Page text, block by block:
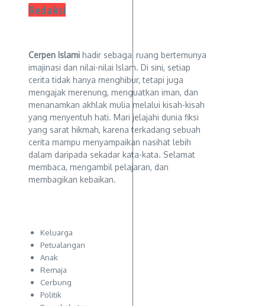
Redaksi
Cerpen Islami hadir sebagai ruang bertemunya
imajinasi dan nilai-nilai Islam. Di sini, setiap
cerita tidak hanya menghibur, tetapi juga
mengajak merenung, menguatkan iman, dan
menanamkan akhlak mulia melalui kisah-kisah
yang menyentuh hati. Mari jelajahi dunia fiksi
yang sarat hikmah, karena terkadang sebuah
cerita mampu menyampaikan nasihat lebih
dalam daripada sekadar kata-kata. Selamat
membaca, mengambil pelajaran, dan
membagikan kebaikan.
Keluarga
Petualangan
Anak
Remaja
Cerbung
Politik